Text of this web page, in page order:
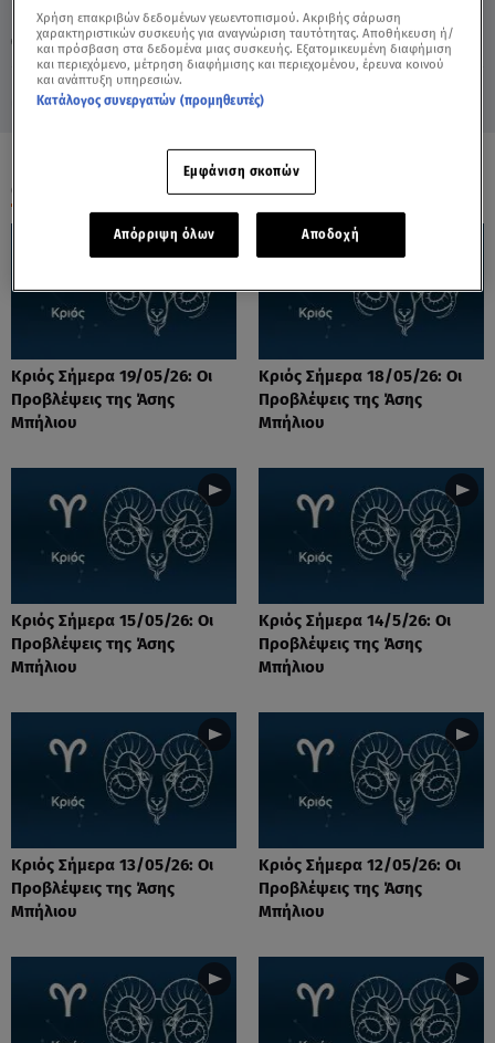
Κυριακή 9 Αυγούστου 2026
13.06.25, 11:56 ΖΩΔΙΑ
ΟΛΑ ΤΑ ΒΙΝΤΕΟ
Κριός Σήμερα 19/05/26: Οι
Προβλέψεις της Άσης
Μπήλιου
Κριός Σήμερα 18/05/26: Οι
Προβλέψεις της Άσης
Μπήλιου
Κριός Σήμερα 15/05/26: Οι
Προβλέψεις της Άσης
Μπήλιου
Κριός Σήμερα 14/5/26: Οι
Προβλέψεις της Άσης
Μπήλιου
Κριός Σήμερα 13/05/26: Οι
Προβλέψεις της Άσης
Μπήλιου
Κριός Σήμερα 12/05/26: Οι
Προβλέψεις της Άσης
Μπήλιου
Χρήση επακριβών δεδομένων γεωεντοπισμού. Ακριβής σάρωση
χαρακτηριστικών συσκευής για αναγνώριση ταυτότητας. Αποθήκευση ή/
και πρόσβαση στα δεδομένα μιας συσκευής. Εξατομικευμένη διαφήμιση
και περιεχόμενο, μέτρηση διαφήμισης και περιεχομένου, έρευνα κοινού
και ανάπτυξη υπηρεσιών.
Κατάλογος συνεργατών (προμηθευτές)
Εμφάνιση σκοπών
Απόρριψη όλων Αποδοχή